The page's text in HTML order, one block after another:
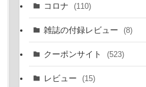
コロナ (110)
雑誌の付録レビュー (8)
クーポンサイト (523)
レビュー (15)